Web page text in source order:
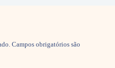
Campos obrigatórios são